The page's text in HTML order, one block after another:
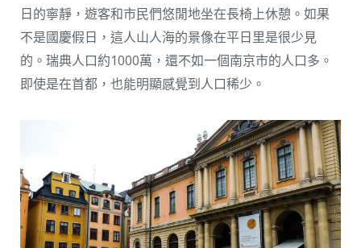
日的寧靜，遊客和市民們悠閒地坐在長椅上休憩。如果
不是國慶假日，這人山人海的景像在平日里是很少見
的。瑞典人口約1000萬，還不如一個南京市的人口多。
即使是在首都，也能明顯感覺到人口稀少。